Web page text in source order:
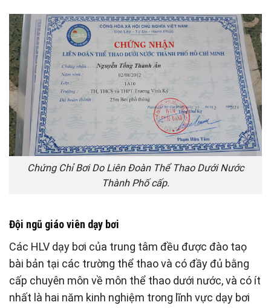
Chứng Chỉ Bơi Do Liên Đoàn Thể Thao Dưới Nước
Thành Phố cấp.
Đội ngũ giáo viên dạy bơi
Các HLV dạy bơi của trung tâm đều được đào taọ
bài bản tại các trường thể thao và có đầy đủ bằng
cấp chuyên môn về môn thể thao dưới nước, và có ít
nhất là hai năm kinh nghiệm trong lĩnh vực dạy bơi